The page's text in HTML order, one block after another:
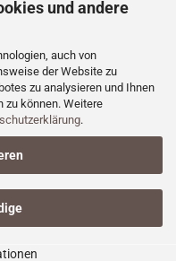
und andere
auch von
der Website zu
zu analysieren und Ihnen
zu können. Weitere
.